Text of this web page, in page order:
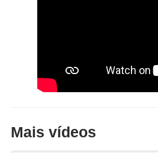
Mais vídeos